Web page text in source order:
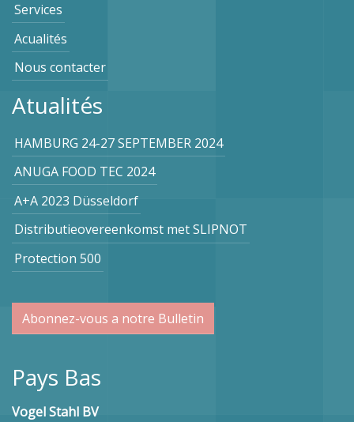
Services
Acualités
Nous contacter
Atualités
HAMBURG 24-27 SEPTEMBER 2024
ANUGA FOOD TEC 2024
A+A 2023 Düsseldorf
Distributieovereenkomst met SLIPNOT
Protection 500
Abonnez-vous a notre Bulletin
Pays Bas
Vogel Stahl BV